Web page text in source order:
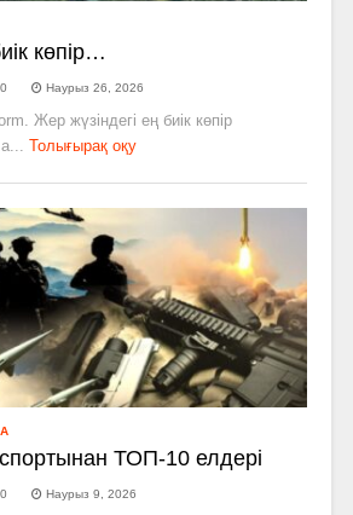
көпір…
0 Наурыз 26, 2026
Жер жүзіндегі ең биік көпір
Толығырақ оқу
ТОП-10 елдері
0 Наурыз 9, 2026